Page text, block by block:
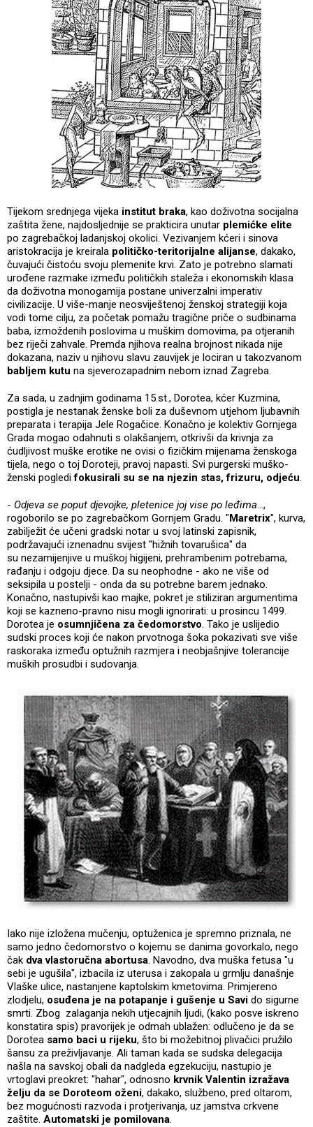
Tijekom srednjega vijeka institut braka, kao doživotna socijalna
zaštita žene, najdosljednije se prakticira unutar plemićke elite
po zagrebačkoj ladanjskoj okolici. Vezivanjem kćeri i sinova
aristokracija je kreirala političko-teritorijalne alijanse, dakako,
čuvajući čistoću svoju plemenite krvi. Zato je potrebno slamati
urođene razmake između političkih staleža i ekonomskih klasa
da doživotna monogamija postane univerzalni imperativ
civilizacije. U više-manje neosviještenoj ženskoj strategiji koja
vodi tome cilju, za početak pomažu tragične priče o sudbinama
baba, izmoždenih poslovima u muškim domovima, pa otjeranih
bez riječi zahvale. Premda njihova realna brojnost nikada nije
dokazana, naziv u njihovu slavu zauvijek je lociran u takozvanom
babljem kutu na sjeverozapadnim nebom iznad Zagreba.
Za sada, u zadnjim godinama 15.st., Dorotea, kćer Kuzmina,
postigla je nestanak ženske boli za duševnom utjehom ljubavnih
preparata i terapija Jele Rogačice. Konačno je kolektiv Gornjega
Grada mogao odahnuti s olakšanjem, otkrivši da krivnja za
ćudljivost muške erotike ne ovisi o fizičkim mijenama ženskoga
tijela, nego o toj Doroteji, pravoj napasti. Svi purgerski muško-
ženski pogledifokusirali su se na njezin stas, frizuru, odjeću.
- Odjeva se poput djevojke, pletenice joj vise po leđima...,
rogoborilo se po zagrebačkom Gornjem Gradu. "Maretrix", kurva,
zabilježit će učeni gradski notar u svoj latinski zapisnik,
podržavajući iznenadnu svijest "hižnih tovarušica" da
su nezamijenjive u muškoj higijeni, prehrambenim potrebama,
rađanju i odgoju djece. Da su neophodne - ako ne više od
seksipila u postelji - onda da su potrebne barem jednako.
Konačno, nastupivši kao majke, pokret je stiliziran argumentima
koji se kazneno-pravno nisu mogli ignorirati: u prosincu 1499.
Dorotea je osumnjičena za čedomorstvo. Tako je uslijedio
sudski proces koji će nakon prvotnoga šoka pokazivati sve više
raskoraka između optužnih razmjera i neobjašnjive tolerancije
muških prosudbi i sudovanja.
Iako nije izložena mučenju, optuženica je spremno priznala, ne
samo jedno čedomorstvo o kojemu se danima govorkalo, nego
čak dva vlastoručna abortusa. Navodno, dva muška fetusa "u
sebi je ugušila", izbacila iz uterusa i zakopala u grmlju današnje
Vlaške ulice, nastanjene kaptolskim kmetovima. Primjereno
zlodjelu, osuđena je na potapanje i gušenje u Savi do sigurne
smrti. Zbog zalaganja nekih utjecajnih ljudi, (kako posve iskreno
konstatira spis) pravorijek je odmah ublažen: odlučeno je da se
Dorotea samo baci u rijeku, što bi možebitnoj plivačici pružilo
šansu za preživljavanje. Ali taman kada se sudska delegacija
našla na savskoj obali da nadgleda egzekuciju, nastupio je
vrtoglavi preokret: "hahar", odnosno krvnik Valentin izražava
želju da se Doroteom oženi, dakako, službeno, pred oltarom,
bez mogućnosti razvoda i protjerivanja, uz jamstva crkvene
zaštite. Automatski je pomilovana.